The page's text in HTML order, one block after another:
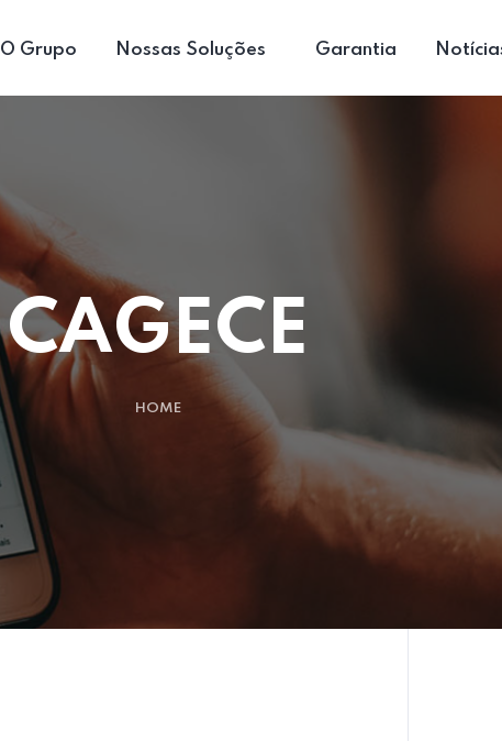
O Grupo Nossas Soluções Garantia
CAGECE
HOME